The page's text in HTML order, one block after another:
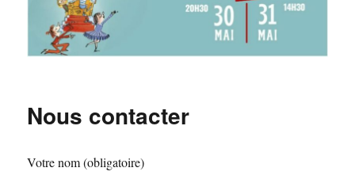
Nous contacter
Votre nom (obligatoire)